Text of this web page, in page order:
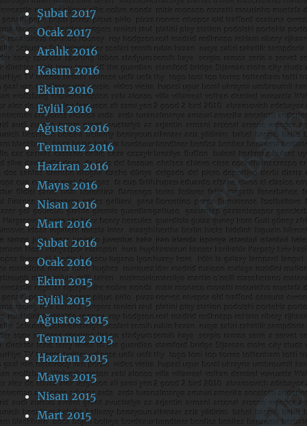
Şubat 2017
Ocak 2017
Aralık 2016
Kasım 2016
Ekim 2016
Eylül 2016
Ağustos 2016
Temmuz 2016
Haziran 2016
Mayıs 2016
Nisan 2016
Mart 2016
Şubat 2016
Ocak 2016
Ekim 2015
Eylül 2015
Ağustos 2015
Temmuz 2015
Haziran 2015
Mayıs 2015
Nisan 2015
Mart 2015